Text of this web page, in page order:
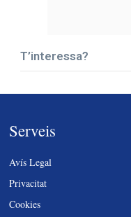
T’interessa?
Serveis
Avís Legal
Privacitat
Cookies